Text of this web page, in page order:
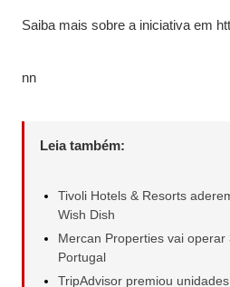
Saiba mais sobre a iniciativa em
nn
Leia também:
Tivoli Hotels & Resorts
Wish Dish
Mercan Properties vai
Portugal
TripAdvisor premiou